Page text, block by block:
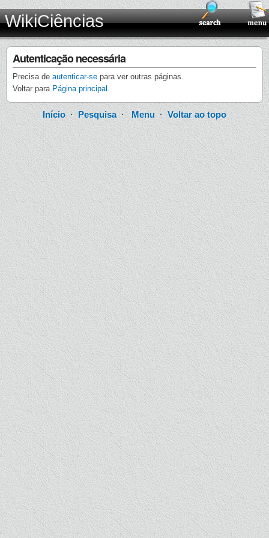
WikiCiências
Autenticação necessária
Precisa de autenticar-se para ver outras páginas.
Voltar para Página principal .
Início · Pesquisa·Menu ·Voltar ao topo